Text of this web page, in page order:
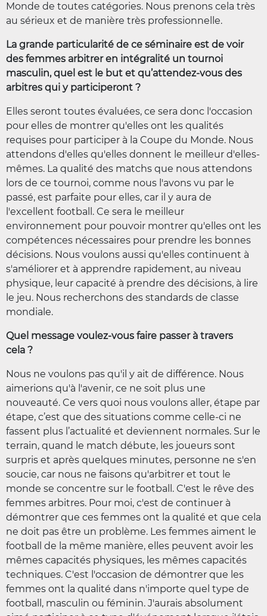
Monde de toutes catégories. Nous prenons cela très
au sérieux et de manière très professionnelle.
La grande particularité de ce séminaire est de voir
des femmes arbitrer en intégralité un tournoi
masculin, quel est le but et qu’attendez-vous des
arbitres qui y participeront ?
Elles seront toutes évaluées, ce sera donc l'occasion
pour elles de montrer qu'elles ont les qualités
requises pour participer à la Coupe du Monde. Nous
attendons d'elles qu'elles donnent le meilleur d'elles-
mêmes. La qualité des matchs que nous attendons
lors de ce tournoi, comme nous l'avons vu par le
passé, est parfaite pour elles, car il y aura de
l'excellent football. Ce sera le meilleur
environnement pour pouvoir montrer qu'elles ont les
compétences nécessaires pour prendre les bonnes
décisions. Nous voulons aussi qu'elles continuent à
s'améliorer et à apprendre rapidement, au niveau
physique, leur capacité à prendre des décisions, à lire
le jeu. Nous recherchons des standards de classe
mondiale.
Quel message voulez-vous faire passer à travers
cela ?
Nous ne voulons pas qu'il y ait de différence. Nous
aimerions qu'à l'avenir, ce ne soit plus une
nouveauté. Ce vers quoi nous voulons aller, étape par
étape, c’est que des situations comme celle-ci ne
fassent plus l’actualité et deviennent normales. Sur le
terrain, quand le match débute, les joueurs sont
surpris et après quelques minutes, personne ne s'en
soucie, car nous ne faisons qu'arbitrer et tout le
monde se concentre sur le football. C'est le rêve des
femmes arbitres. Pour moi, c'est de continuer à
démontrer que ces femmes ont la qualité et que cela
ne doit pas être un problème. Les femmes aiment le
football de la même manière, elles peuvent avoir les
mêmes capacités physiques, les mêmes capacités
techniques. C'est l'occasion de démontrer que les
femmes ont la qualité dans n'importe quel type de
football, masculin ou féminin. J'aurais absolument